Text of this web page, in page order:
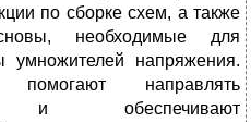
по сборке схем, а также
необходимые для
умножителей напряжения.
направлять
и обеспечивают